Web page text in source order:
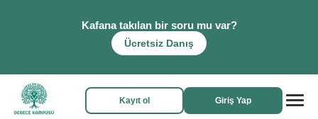
Kafana takılan bir soru mu var?
Ücretsiz Danış
Kayıt ol Giriş Yap